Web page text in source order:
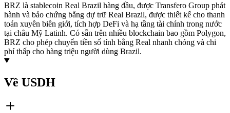
BRZ là stablecoin Real Brazil hàng đầu, được Transfero Group phát
hành và bảo chứng bằng dự trữ Real Brazil, được thiết kế cho thanh
toán xuyên biên giới, tích hợp DeFi và hạ tầng tài chính trong nước
tại châu Mỹ Latinh. Có sẵn trên nhiều blockchain bao gồm Polygon,
BRZ cho phép chuyển tiền số tính bằng Real nhanh chóng và chi
phí thấp cho hàng triệu người dùng Brazil.
Về USDH